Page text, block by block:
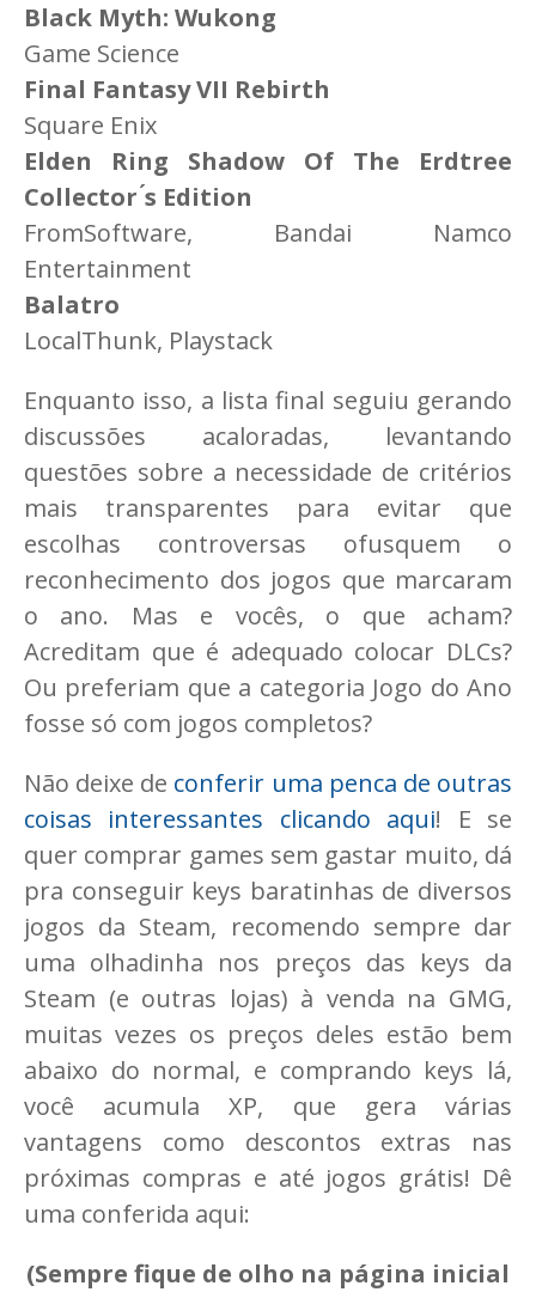
Black Myth: Wukong
Game Science
Final Fantasy VII Rebirth
Square Enix
Elden Ring Shadow Of The Erdtree
Collector ́s Edition
FromSoftware, Bandai Namco
Entertainment
Balatro
LocalThunk, Playstack
Enquanto isso, a lista final seguiu gerando
discussões acaloradas, levantando
questões sobre a necessidade de critérios
mais transparentes para evitar que
escolhas controversas ofusquem o
reconhecimento dos jogos que marcaram
o ano. Mas e vocês, o que acham?
Acreditam que é adequado colocar DLCs?
Ou preferiam que a categoria Jogo do Ano
fosse só com jogos completos?
Não deixe de conferir uma penca de outras
coisas interessantes clicando aqui! E se
quer comprar games sem gastar muito, dá
pra conseguir keys baratinhas de diversos
jogos da Steam, recomendo sempre dar
uma olhadinha nos preços das keys da
Steam (e outras lojas) à venda na GMG,
muitas vezes os preços deles estão bem
abaixo do normal, e comprando keys lá,
você acumula XP, que gera várias
vantagens como descontos extras nas
próximas compras e até jogos grátis! Dê
uma conferida aqui:
(Sempre fique de olho na página inicial